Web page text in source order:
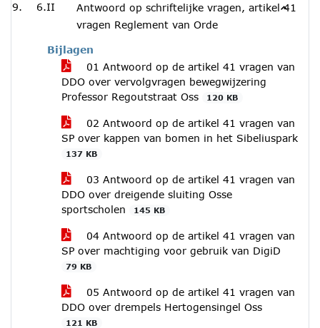
6.II
Antwoord op schriftelijke vragen, artikel 41
vragen Reglement van Orde
Bijlagen
01 Antwoord op de artikel 41 vragen van
DDO over vervolgvragen bewegwijzering
Professor Regoutstraat Oss
120 KB
02 Antwoord op de artikel 41 vragen van
SP over kappen van bomen in het Sibeliuspark
137 KB
03 Antwoord op de artikel 41 vragen van
DDO over dreigende sluiting Osse
sportscholen
145 KB
04 Antwoord op de artikel 41 vragen van
SP over machtiging voor gebruik van DigiD
79 KB
05 Antwoord op de artikel 41 vragen van
DDO over drempels Hertogensingel Oss
121 KB